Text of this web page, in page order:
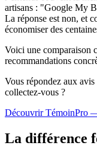
artisans : "Google My
La réponse est non, et
économiser des
Voici une comparaison
recommandations
Vous répondez aux
collectez-vous ?
Découvrir TémoinPro
La différence